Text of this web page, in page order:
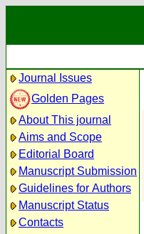
Journal Issues
Golden Pages
About This journal
Aims and Scope
Editorial Board
Manuscript Submission
Guidelines for Authors
Manuscript Status
Contacts